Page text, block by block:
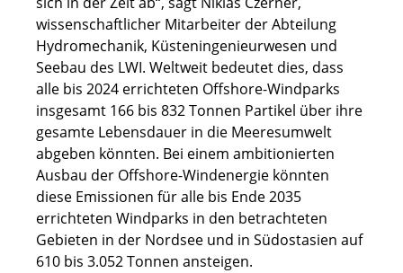
wissenschaftlicher Mitarbeiter der Abteilung
Hydromechanik, Küsteningenieurwesen und
Seebau des LWI. Weltweit bedeutet dies, dass
alle bis 2024 errichteten Offshore-Windparks
insgesamt 166 bis 832 Tonnen Partikel über ihre
gesamte Lebensdauer in die Meeresumwelt
abgeben könnten. Bei einem ambitionierten
Ausbau der Offshore-Windenergie könnten
diese Emissionen für alle bis Ende 2035
errichteten Windparks in den betrachteten
Gebieten in der Nordsee und in Südostasien auf
610 bis 3.052 Tonnen ansteigen.